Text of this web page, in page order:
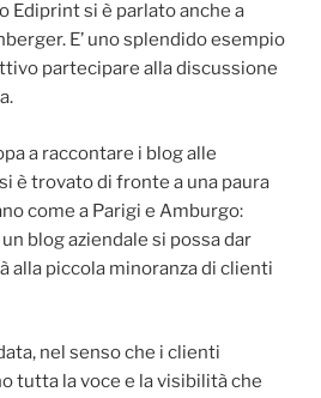
Ediprint si è parlato anche a
E’ uno splendido esempio
partecipare alla discussione
a raccontare i blog alle
è trovato di fronte a una paura
come a Parigi e Amburgo:
blog aziendale si possa dar
alla piccola minoranza di clienti
nel senso che i clienti
tutta la voce e la visibilità che